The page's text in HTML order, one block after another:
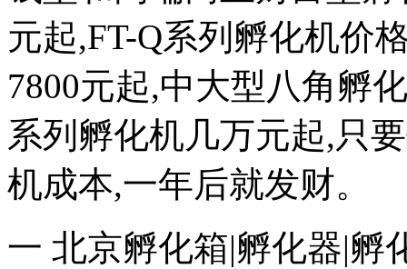
元起,FT-Q系列孵化机价
7800元起,中大型八角孵
系列孵化机几万元起,只
机成本,一年后就发财。
一 北京孵化箱|孵化器|孵